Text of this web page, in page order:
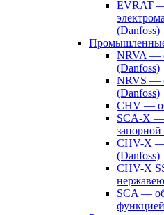
EVRAT
(Danfoss)
NRVA —
(Danfoss)
NRVS —
(Danfoss)
CHV —
SCA-X —
CHV-X —
(Danfoss)
CHV-X
SCA —